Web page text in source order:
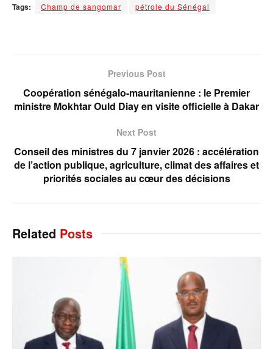
Tags: Champ de sangomar pétrole du Sénégal
Previous Post
Coopération sénégalo-mauritanienne : le Premier
ministre Mokhtar Ould Diay en visite officielle à Dakar
Next Post
Conseil des ministres du 7 janvier 2026 : accélération
de l’action publique, agriculture, climat des affaires et
priorités sociales au cœur des décisions
Related Posts